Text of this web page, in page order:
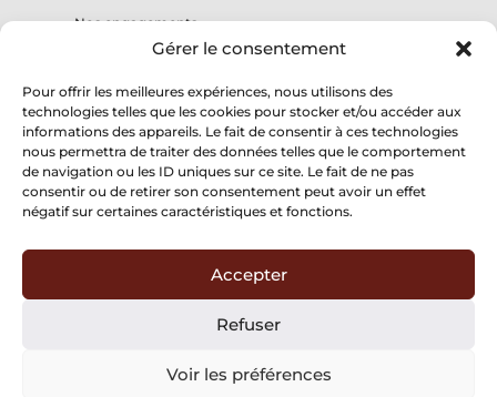
Gérer le consentement
Pour offrir les meilleures expériences, nous utilisons des
technologies telles que les cookies pour stocker et/ou accéder aux
informations des appareils. Le fait de consentir à ces technologies
nous permettra de traiter des données telles que le comportement
de navigation ou les ID uniques sur ce site. Le fait de ne pas
consentir ou de retirer son consentement peut avoir un effet
négatif sur certaines caractéristiques et fonctions.
Accepter
Refuser
Voir les préférences
Nos engagements
Notre centre de formation interne
Groupe Palombi
197, chemin du Mitan
84300 CAVAILLON
Mentions légales